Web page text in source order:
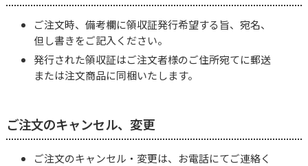
ご注文時、備考欄に領収証発行希望する旨、宛名、
但し書きをご記入ください。
発行された領収証はご注文者様のご住所宛てに郵送
または注文商品に同梱いたします。
ご注文のキャンセル、変更
ご注文のキャンセル・変更は、お電話にてご連絡く